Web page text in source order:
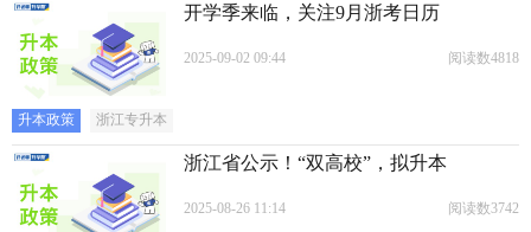
开学季来临，关注9月浙考日历
2025-09-02 09:44 阅读数4818
升本政策 浙江专升本
浙江省公示！“双高校”，拟升本
2025-08-26 11:14 阅读数3742